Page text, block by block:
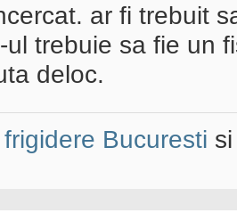
ar fi trebuit
ul trebuie sa fie un
deloc.
Bucuresti